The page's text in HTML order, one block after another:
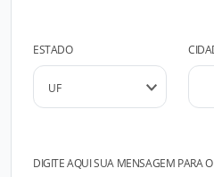
ESTADO
DIGITE AQUI SUA MENSAGEM PARA